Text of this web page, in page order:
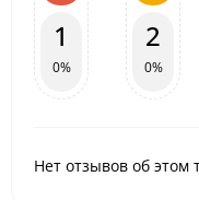
1
0%
2
0%
Нет отзывов об этом